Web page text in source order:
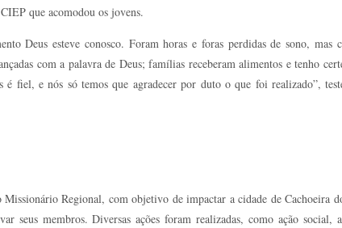
que acomodou os jovens.
Deus esteve conosco. Foram horas e foras perdidas de sono, mas
com a palavra de Deus; famílias receberam alimentos e tenho
fiel, e nós só temos que agradecer por duto o que foi realizado”,
Regional, com objetivo de impactar a cidade de Cachoeira
membros. Diversas ações foram realizadas, como ação social,